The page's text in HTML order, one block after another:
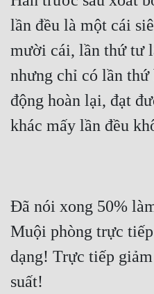
lần đều là một cái
mười cái, lần thứ tư
nhưng chỉ có lần
động hoàn lại, đạt
khác mấy lần đều
Đã nói xong 50%
Muội phòng trực
dạng! Trực tiếp
suất!